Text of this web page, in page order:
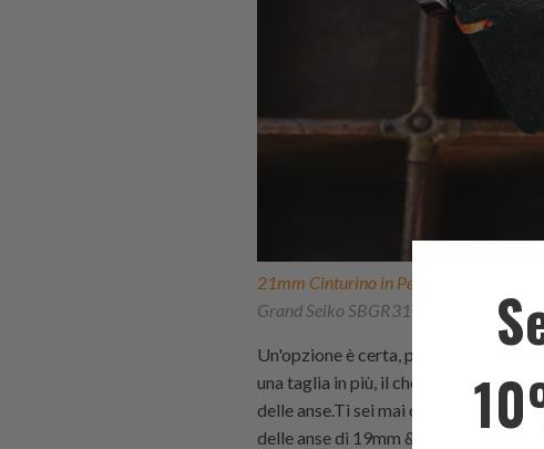
21mm Cinturino in Pelle Scamosciata
Grand Seiko SBGR311, 21mm
Un'opzione è certa, puoi sempre
una taglia in più, il che significa
delle anse.Ti sei mai chiesto perché
delle anse di 19mm &e 21mm?